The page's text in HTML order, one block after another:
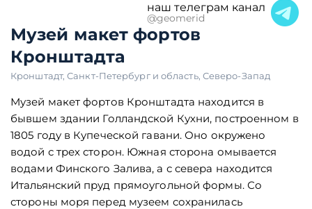
наш телеграм канал
@geomerid
Музей макет фортов
Кронштадта
Кронштадт,Санкт-Петербург и область, Северо-Запад
Музей макет фортов Кронштадта находится в
бывшем здании Голландской Кухни, построенном в
1805 году в Купеческой гавани. Оно окружено
водой с трех сторон. Южная сторона омывается
водами Финского Залива, а с севера находится
Итальянский пруд прямоугольной формы. Со
стороны моря перед музеем сохранилась